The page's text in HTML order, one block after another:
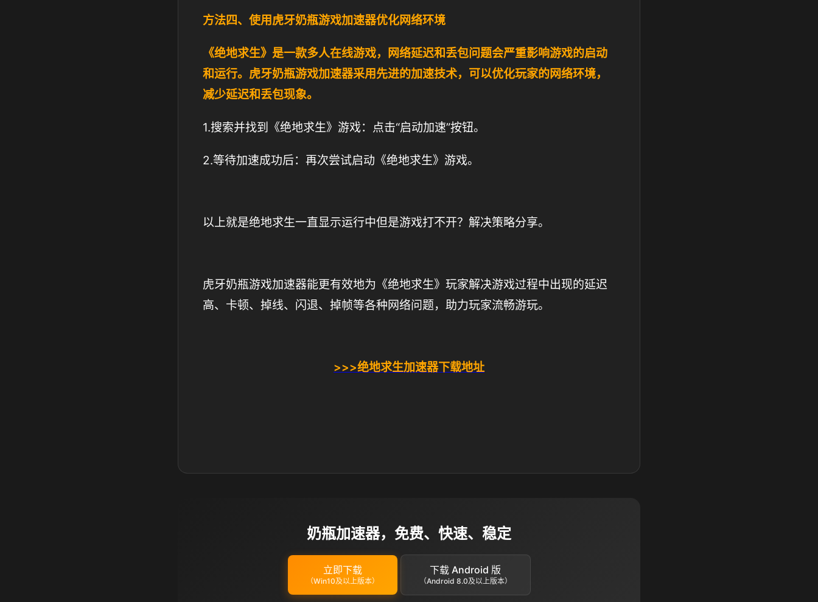
方法四、使用虎牙奶瓶游戏加速器优化网络环境
《绝地求生》是一款多人在线游戏，网络延迟和丢包问题会严重影响游戏的启动
和运行。虎牙奶瓶游戏加速器采用先进的加速技术，可以优化玩家的网络环境，
减少延迟和丢包现象。
1.搜索并找到《绝地求生》游戏：点击“启动加速”按钮。
2.等待加速成功后：再次尝试启动《绝地求生》游戏。
以上就是绝地求生一直显示运行中但是游戏打不开？解决策略分享。
虎牙奶瓶游戏加速器能更有效地为《绝地求生》玩家解决游戏过程中出现的延迟
高、卡顿、掉线、闪退、掉帧等各种网络问题，助力玩家流畅游玩。
>>>绝地求生加速器下载地址
奶瓶加速器，免费、快速、稳定
立即下载
（Win10及以上版本）
下载 Android 版
（Android 8.0及以上版本）